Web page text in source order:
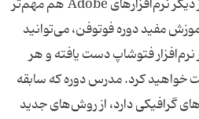
باید بگوییم که یادگیری آن، از دیگر نرم‌افزارهای Adobe هم مهم‌تر
با ۲۲ ساعت آموزش مفید دوره فوتوفن، می‌توانید
فتوشاپ دست یافته و هر
خواهید کرد. مدرس دوره که سابقه
گرافیکی دارد، از روش‌های جدید